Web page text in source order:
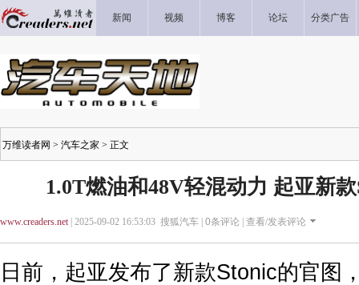
新闻 视频 博客 论坛 分类广告
万维读者网 > 汽车之家 > 正文
1.0T燃油和48V轻混动力 起亚新
www.creaders.net| 2025-09-02 16:53:03 搜狐汽车 | 0条评论 | 查看/发表评论
日前，起亚发布了新款Stonic的官图